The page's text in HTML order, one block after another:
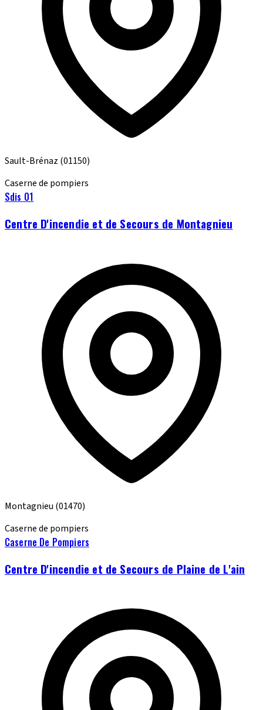
Sault-Brénaz (01150)
Caserne de pompiers
Sdis 01
Centre D'incendie et de Secours de Montagnieu
Montagnieu (01470)
Caserne de pompiers
Caserne De Pompiers
Centre D'incendie et de Secours de Plaine de L'ain